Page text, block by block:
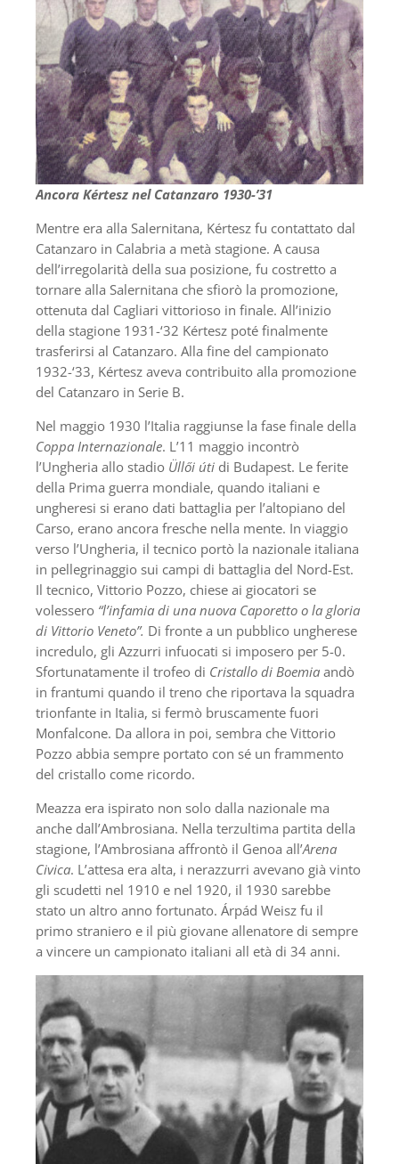
Ancora Kértesz nel Catanzaro 1930-’31
Mentre era alla Salernitana, Kértesz fu contattato dal
Catanzaro in Calabria a metà stagione. A causa
dell’irregolarità della sua posizione, fu costretto a
tornare alla Salernitana che sfiorò la promozione,
ottenuta dal Cagliari vittorioso in finale. All’inizio
della stagione 1931-‘32 Kértesz poté finalmente
trasferirsi al Catanzaro. Alla fine del campionato
1932-‘33, Kértesz aveva contribuito alla promozione
del Catanzaro in Serie B.
Nel maggio 1930 l’Italia raggiunse la fase finale della
Coppa Internazionale. L’11 maggio incontrò
l’Ungheria allo stadio Üllői úti di Budapest. Le ferite
della Prima guerra mondiale, quando italiani e
ungheresi si erano dati battaglia per l’altopiano del
Carso, erano ancora fresche nella mente. In viaggio
verso l’Ungheria, il tecnico portò la nazionale italiana
in pellegrinaggio sui campi di battaglia del Nord-Est.
Il tecnico, Vittorio Pozzo, chiese ai giocatori se
volessero “l’infamia di una nuova Caporetto o la gloria
di Vittorio Veneto”. Di fronte a un pubblico ungherese
incredulo, gli Azzurri infuocati si imposero per 5-0.
Sfortunatamente il trofeo di Cristallo di Boemia andò
in frantumi quando il treno che riportava la squadra
trionfante in Italia, si fermò bruscamente fuori
Monfalcone. Da allora in poi, sembra che Vittorio
Pozzo abbia sempre portato con sé un frammento
del cristallo come ricordo.
Meazza era ispirato non solo dalla nazionale ma
anche dall’Ambrosiana. Nella terzultima partita della
stagione, l’Ambrosiana affrontò il Genoa all’Arena
Civica. L’attesa era alta, i nerazzurri avevano già vinto
gli scudetti nel 1910 e nel 1920, il 1930 sarebbe
stato un altro anno fortunato. Árpád Weisz fu il
primo straniero e il più giovane allenatore di sempre
a vincere un campionato italiani all età di 34 anni.